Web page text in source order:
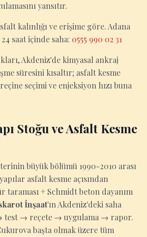
yansıtır.
kalınlığı ve erişime göre. Adana
saat içinde saha: 0555 990 02 31
Akdeniz'de kimyasal ankraj
süresini kısaltır; asfalt kesme
seçimi ve enjeksiyon hızı buna
Stoğu ve Asfalt Kesme
büyük bölümü 1990-2010 arası
asfalt kesme açısından
taraması + Schmidt beton dayanım
İnşaat'ın Akdeniz'deki saha
test → reçete → uygulama → rapor.
başta olmak üzere tüm